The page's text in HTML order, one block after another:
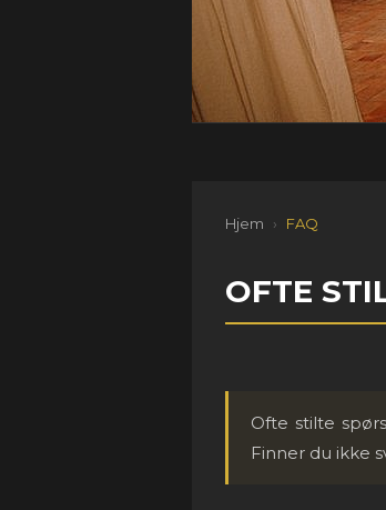
Hjem › FAQ
OFTE
Ofte stilte
Finner du ikke